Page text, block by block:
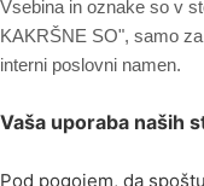
Vsebina in oznake so v
KAKRŠNE SO", samo
interni poslovni namen.
Vaša uporaba naših
Pod pogojem, da